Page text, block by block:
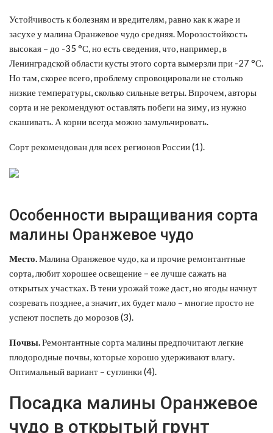
Устойчивость к болезням и вредителям, равно как к жаре и
засухе у малина Оранжевое чудо средняя. Морозостойкость
высокая – до -35 °С, но есть сведения, что, например, в
Ленинградской области кусты этого сорта вымерзли при -27 °С.
Но там, скорее всего, проблему спровоцировали не столько
низкие температуры, сколько сильные ветры. Впрочем, авторы
сорта и не рекомендуют оставлять побеги на зиму, из нужно
скашивать. А корни всегда можно замульчировать.
Сорт рекомендован для всех регионов России (1).
Особенности выращивания сорта
малины Оранжевое чудо
Место.Малина Оранжевое чудо, ка и прочие ремонтантные
сорта, любит хорошее освещение – ее лучше сажать на
открытых участках. В тени урожай тоже даст, но ягоды начнут
созревать позднее, а значит, их будет мало – многие просто не
успеют поспеть до морозов (3).
Почвы.Ремонтантные сорта малины предпочитают легкие
плодородные почвы, которые хорошо удерживают влагу.
Оптимальный вариант – суглинки (4).
Посадка малины Оранжевое
чудо в открытый грунт